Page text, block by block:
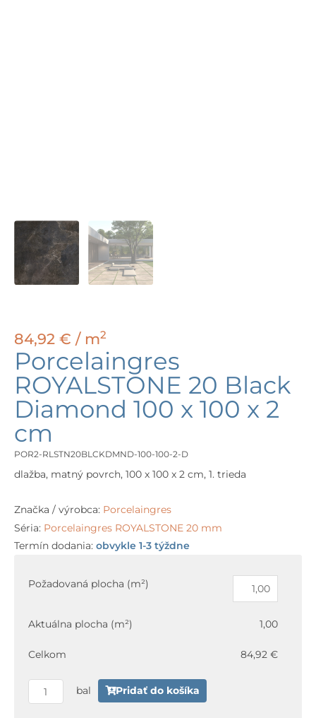
84,92 € / m2
Porcelaingres
ROYALSTONE 20 Black
Diamond 100 x 100 x 2
cm
POR2-RLSTN20BLCKDMND-100-100-2-D
dlažba, matný povrch, 100 x 100 x 2 cm, 1. trieda
Značka / výrobca: Porcelaingres
Séria: Porcelaingres ROYALSTONE 20 mm
Termín dodania: obvykle 1-3 týždne
Požadovaná plocha (m²)
Aktuálna plocha (m²) 1,00
Celkom 84,92 €
Porcelaingres
Diamond
100
bal Pridať do košíka